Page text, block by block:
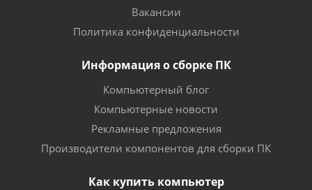
Вакансии
Политика конфиденциальности
Информация о сборке ПК
Компьютерный блог
Компьютерные новости
Рекламные предложения
Производители компонентов для сборки ПК
Как купить компьютер